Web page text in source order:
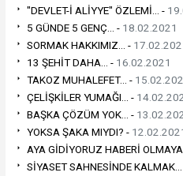
"DEVLET-İ ALİYYE" ÖZLEMİ... -
5 GÜNDE 5 GENÇ... - 18.02.2021
SORMAK HAKKIMIZ... -
13 ŞEHİT DAHA... - 16.02.2021
TAKOZ MUHALEFET... -
ÇELİŞKİLER YUMAĞI... -
BAŞKA ÇÖZÜM YOK... -
YOKSA ŞAKA MIYDI? -
AYA GİDİYORUZ HABERİ
SİYASET SAHNESİNDE